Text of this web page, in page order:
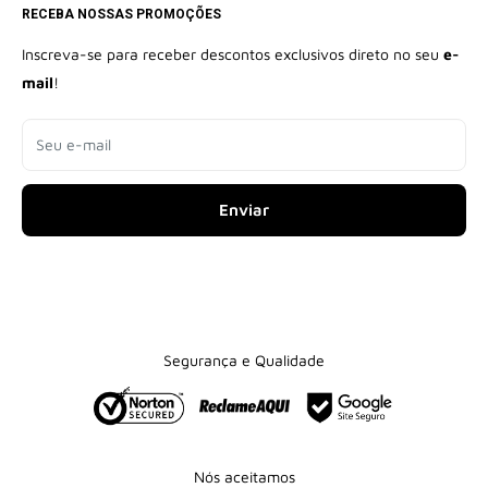
Como Realizar Sua Compra
Contato
Politicas de Privacidade
Politicas de Reembolso
Políticas de Cookies
RECEBA NOSSAS PROMOÇÕES
Inscreva-se para receber descontos exclusivos direto no seu e-
mail!
Seu e-mail
Enviar
Segurança e Qualidade
Nós aceitamos